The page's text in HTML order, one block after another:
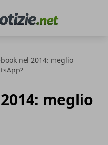
nel 2014: meglio
meglio